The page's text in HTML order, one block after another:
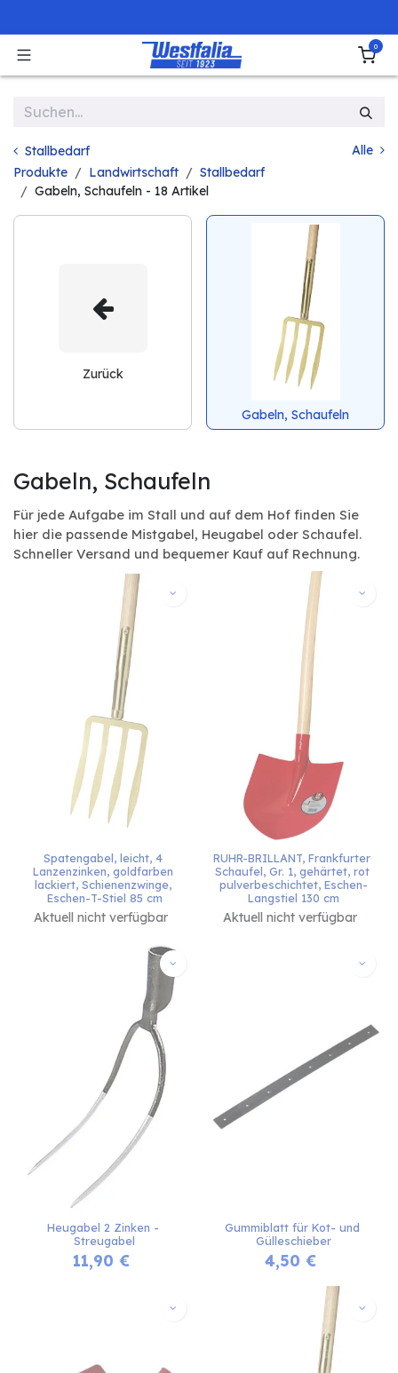
0
Stallbedarf
Alle
Produkte
Landwirtschaft
Stallbedarf
Gabeln, Schaufeln - 18 Artikel
Zurück
Gabeln, Schaufeln
Gabeln, Schaufeln
Für jede Aufgabe im Stall und auf dem Hof finden Sie
hier die passende Mistgabel, Heugabel oder Schaufel.
Schneller Versand und bequemer Kauf auf Rechnung.
Spatengabel, leicht, 4
Lanzenzinken, goldfarben
lackiert, Schienenzwinge,
Eschen-T-Stiel 85 cm
Aktuell nicht verfügbar
RUHR-BRILLANT, Frankfurter
Schaufel, Gr. 1, gehärtet, rot
pulverbeschichtet, Eschen-
Langstiel 130 cm
Aktuell nicht verfügbar
Heugabel 2 Zinken -
Streugabel
11,90 €
Gummiblatt für Kot- und
Gülleschieber
4,50 €